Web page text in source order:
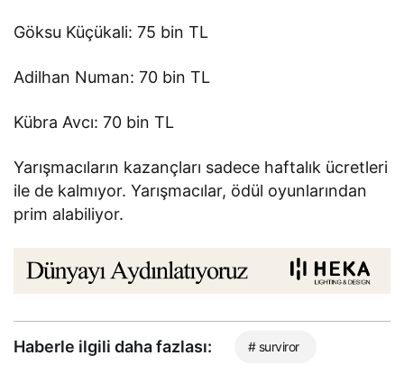
Göksu Küçükali: 75 bin TL
Adilhan Numan: 70 bin TL
Kübra Avcı: 70 bin TL
Yarışmacıların kazançları sadece haftalık ücretleri
ile de kalmıyor. Yarışmacılar, ödül oyunlarından
prim alabiliyor.
Haberle ilgili daha fazlası: # surviror